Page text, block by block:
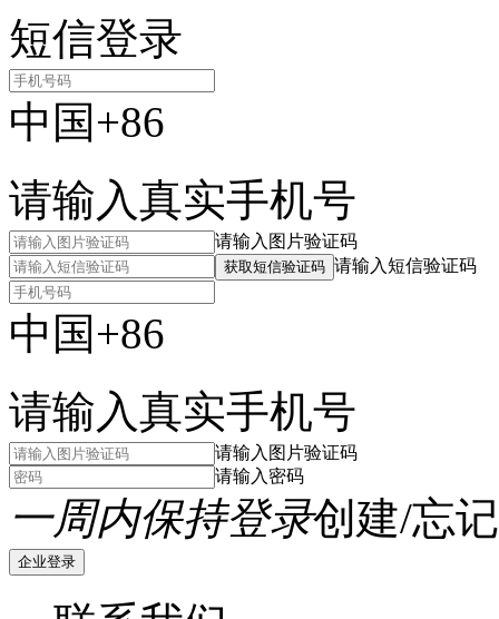
短信登录
中国+86
请输入真实手机号
请输入图片验证码
获取短信验证码 请输入短信验证码
中国+86
请输入真实手机号
请输入图片验证码
请输入密码
一周内保持登录创建/忘
企业登录